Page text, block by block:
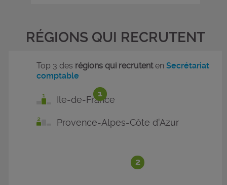
RÉGIONS QUI RECRUTENT
1
2
Top 3 des régions qui recrutentenSecrétariat
comptable
Ile-de-France
Provence-Alpes-Côte d'Azur